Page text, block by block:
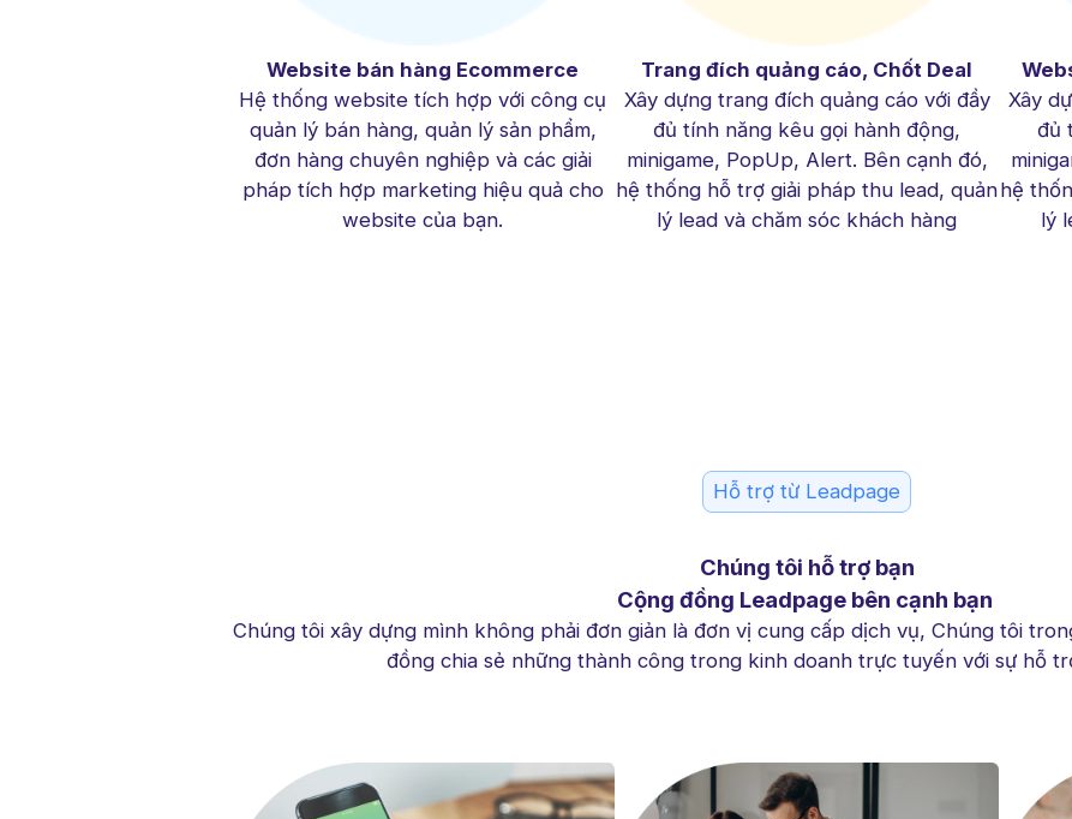
Website bán hàng Ecommerce
Hệ thống website tích hợp với công cụ
quản lý bán hàng, quản lý sản phẩm,
đơn hàng chuyên nghiệp và các giải
pháp tích hợp marketing hiệu quả cho
website của bạn.
Trang đích quảng cáo, Chốt Deal
Xây dựng trang đích quảng cáo với đầy
đủ tính năng kêu gọi hành động,
minigame, PopUp, Alert. Bên cạnh đó,
hệ thống hỗ trợ giải pháp thu lead, quản
lý lead và chăm sóc khách hàng
Xây
đủ
hệ
lý
Hỗ trợ từ Leadpage
Chúng tôi hỗ trợ bạn
Cộng đồng Leadpage bên cạnh bạn
Chúng tôi xây dựng mình không phải đơn giản là đơn vị cung cấp dịch vụ, Chúng tôi
đồng chia sẻ những thành công trong kinh doanh trực tuyến với sự hỗ